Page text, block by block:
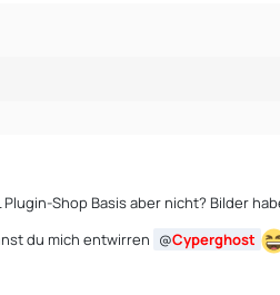
Plugin-Shop Basis aber nicht? Bilder
du mich entwirren
Cyperghost